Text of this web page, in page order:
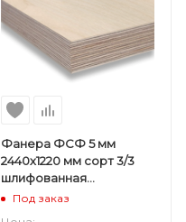
Фанера ФСФ 5 мм
2440х1220 мм сорт 3/3
шлифованная
березовая
Под заказ